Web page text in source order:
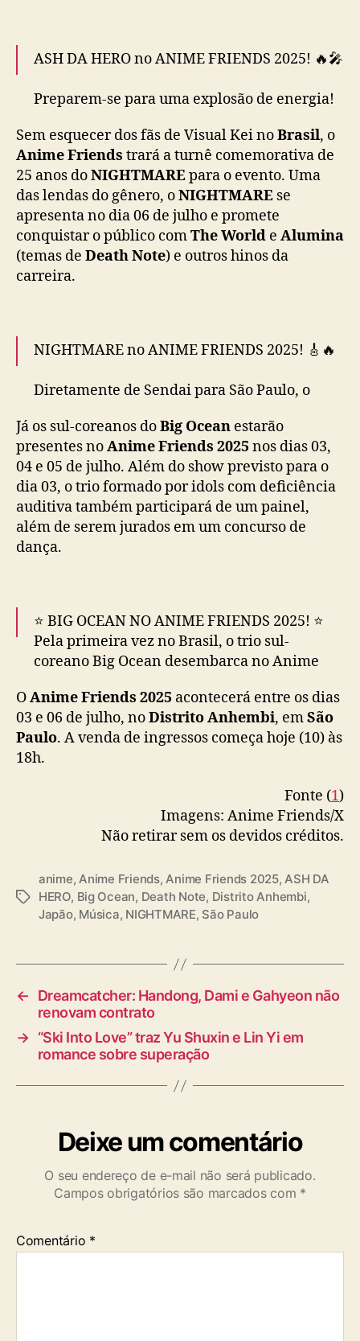
M
E
B
i
g
O
c
e
n
i
m
m
p
s
e
n
e
v
t
o
ASH DA HERO no ANIME FRIENDS 2025! 🔥🎤
Preparem-se para uma explosão de energia!
desembarca no Anime Friends para um show
imperdível no dia 4 de julho no AF Festival!
Com uma sonoridade única que mistura rock,
punk e hip hop, a banda…
pic.twitter.com/UekwZiwXUr
— Anime Friends (@animefriends)
Sem esquecer dos fãs de Visual Kei noBrasil, o
Anime Friends trará a turnê comemorativa de
25 anos doNIGHTMAREpara o evento. Uma
das lendas do gênero, oNIGHTMARE se
apresenta no dia 06 de julho e promete
conquistar o público comThe World e Alumina
(temas de Death Note) e outros hinos da
carreira.
NIGHTMARE no ANIME FRIENDS 2025! 🎸🔥
Diretamente de Sendai para São Paulo, o
Brasil pela primeira vez! No domingo, dia 6
de julho, o palco AF Festival será tomado pelo
som marcante de Sakito, Hitsugi, Yomi, Ni~ya
e Ruka, que há mais de…
pic.twitter.com/gigWzuLr7c
— Anime Friends (@animefriends)
Já os sul-coreanos doBig Ocean estarão
presentes noAnime Friends 2025 nos dias 03,
04 e 05 de julho. Além do show previsto para o
dia 03, o trio formado por idols com deficiência
auditiva também participará de um painel,
além de serem jurados em um concurso de
dança.
⭐️ BIG OCEAN NO ANIME FRIENDS 2025! ⭐️
Pela primeira vez no Brasil, o trio sul-
coreano Big Ocean desembarca no Anime
imperdíveis!
O Big Ocean é um grupo revolucionário no K-
pop, sendo o primeiro formado por idols com
— Anime Friends (@animefriends)March 6,
OAnime Friends 2025 acontecerá entre os dias
03 e 06 de julho, noDistrito Anhembi, emSão
Paulo. A venda de ingressos começa hoje (10) às
18h.
Fonte (1)
Imagens: Anime Friends/X
Não retirar sem os devidos créditos.
T
anime,Anime Friends,Anime Friends 2025,ASH DA
HERO, Big Ocean, Death Note, Distrito Anhembi,
Japão, Música, NIGHTMARE, São Paulo
←
Dreamcatcher: Handong, Dami e Gahyeon não
renovam contrato
→ “Ski Into Love” traz Yu Shuxin e Lin Yi em
romance sobre superação
Deixe um comentário
O seu endereço de e-mail não será publicado.
Campos obrigatórios são marcados com *
Comentário *